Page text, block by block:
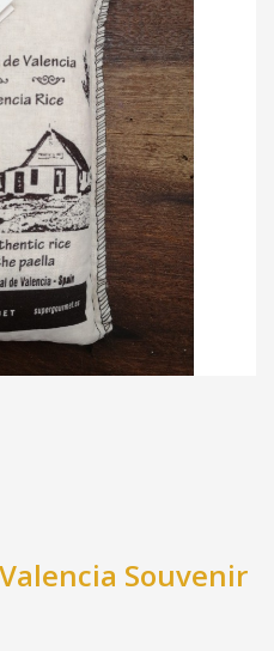
Souvenir